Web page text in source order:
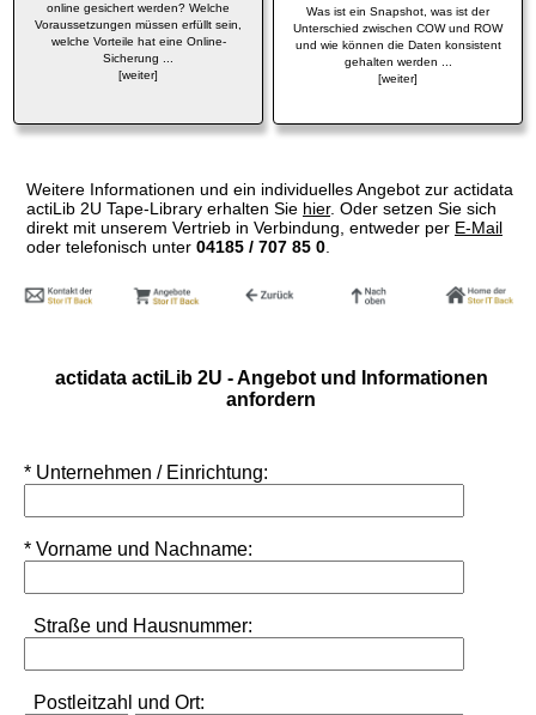
online gesichert werden? Welche
Voraussetzungen müssen erfüllt sein,
welche Vorteile hat eine Online-
Sicherung ...
[weiter]
Was ist ein Snapshot, was ist der
Unterschied zwischen COW und ROW
und wie können die Daten konsistent
gehalten werden ...
[weiter]
Weitere Informationen und ein individuelles Angebot zur actidata
actiLib 2U Tape-Library erhalten Sie hier. Oder setzen Sie sich
direkt mit unserem Vertrieb in Verbindung, entweder per E-Mail
oder telefonisch unter 04185 / 707 85 0.
actidata actiLib 2U - Angebot und Informationen
anfordern
* Unternehmen / Einrichtung:
* Vorname und Nachname:
Straße und Hausnummer:
Postleitzahl undOrt: